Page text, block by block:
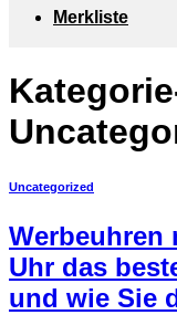
Merkliste
Uncategorized
Werbeuhren
Uhr das
und wie Sie